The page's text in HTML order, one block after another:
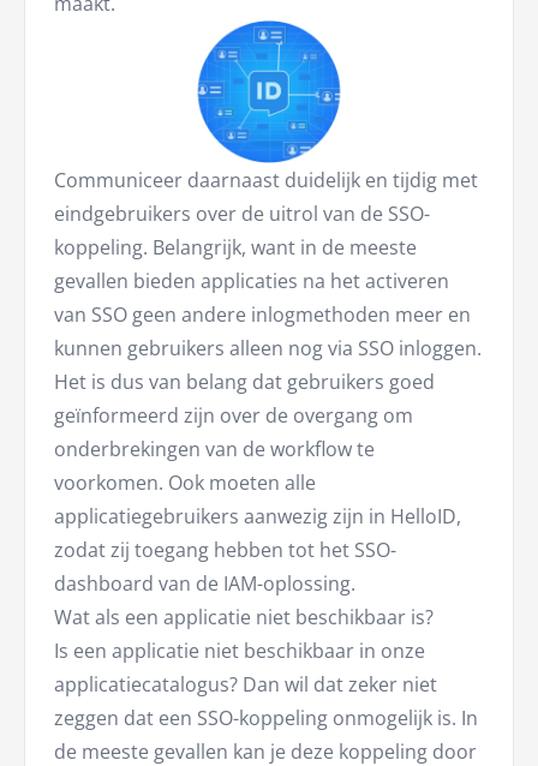
Communiceer daarnaast duidelijk en tijdig met
eindgebruikers over de uitrol van de SSO-
koppeling. Belangrijk, want in de meeste
gevallen bieden applicaties na het activeren
van SSO geen andere inlogmethoden meer en
kunnen gebruikers alleen nog via SSO inloggen.
Het is dus van belang dat gebruikers goed
geïnformeerd zijn over de overgang om
onderbrekingen van de workflow te
voorkomen. Ook moeten alle
applicatiegebruikers aanwezig zijn in HelloID,
zodat zij toegang hebben tot het SSO-
dashboard van de IAM-oplossing.
Wat als een applicatie niet beschikbaar is?
Is een applicatie niet beschikbaar in onze
applicatiecatalogus? Dan wil dat zeker niet
zeggen dat een SSO-koppeling onmogelijk is. In
de meeste gevallen kan je deze koppeling door